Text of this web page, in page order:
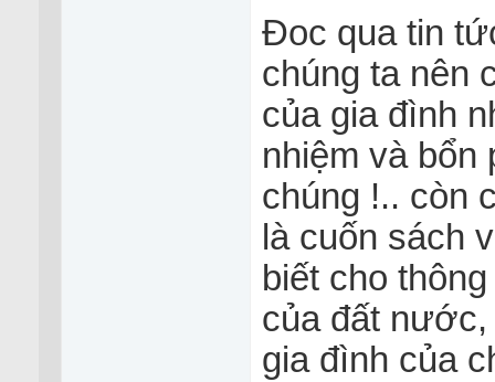
Đoc qua tin
chúng ta nên
của gia đình
nhiệm và bổn
chúng !.. còn
là cuốn sách
biết cho
của đất
gia đình của